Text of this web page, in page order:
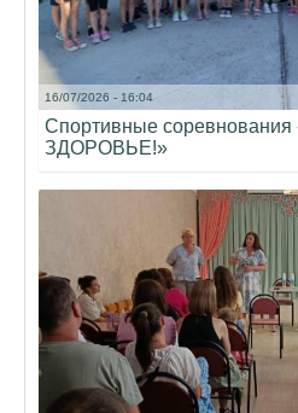
16/07/2026 - 16:04
Спортивные
ЗДОРОВЬЕ!»